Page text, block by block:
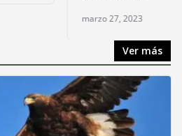
marzo 27, 2023
Ver más